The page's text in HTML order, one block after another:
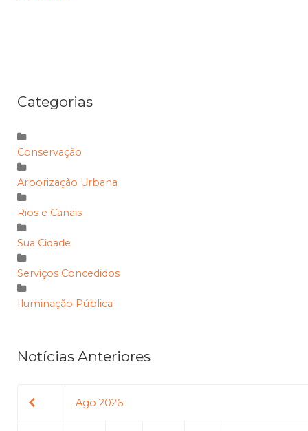
Categorias
Conservação
Arborização Urbana
Rios e Canais
Sua Cidade
Serviços Concedidos
Iluminação Pública
Notícias Anteriores
Ago 2026